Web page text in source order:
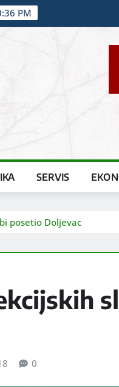
PM
SERVIS
posetio Doljevac
0